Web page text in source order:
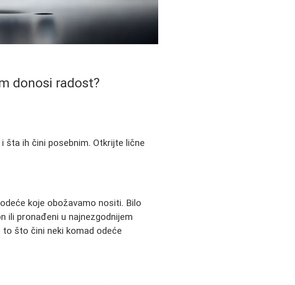
donosi radost?
šta ih čini posebnim. Otkrijte lične
koje obožavamo nositi. Bilo
ili pronađeni u najnezgodnijem
što čini neki komad odeće